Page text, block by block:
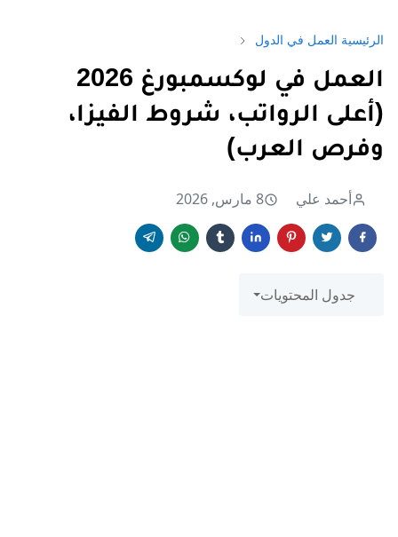
الرئيسية العمل في الدول
العمل في لوكسمبورغ 2026
(أعلى الرواتب، شروط الفيزا،
وفرص العرب)
أحمد علي 8 مارس, 2026
جدول المحتويات